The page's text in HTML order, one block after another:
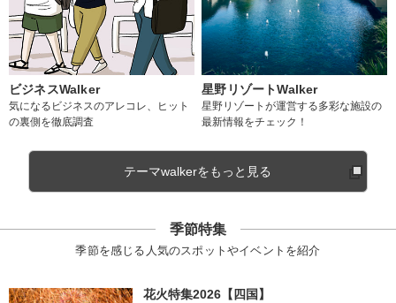
ビジネスWalker
気になるビジネスのアレコレ、ヒット
の裏側を徹底調査
星野リゾートWalker
星野リゾートが運営する多彩な施設の
最新情報をチェック！
テーマwalkerをもっと見る
季節特集
季節を感じる人気のスポットやイベントを紹介
花火特集2026【四国】